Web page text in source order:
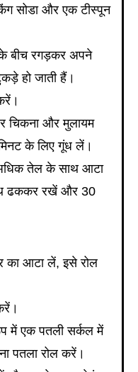
सोडा और एक टीस्पून
बीच रगड़कर अपने
हो जाती हैं।
चिकना और मुलायम
के लिए गूंध लें।
तेल के साथ आटा
ढककर रखें और 30
आटा लें, इसे रोल
में एक पतली सर्कल में
पतला रोल करें।